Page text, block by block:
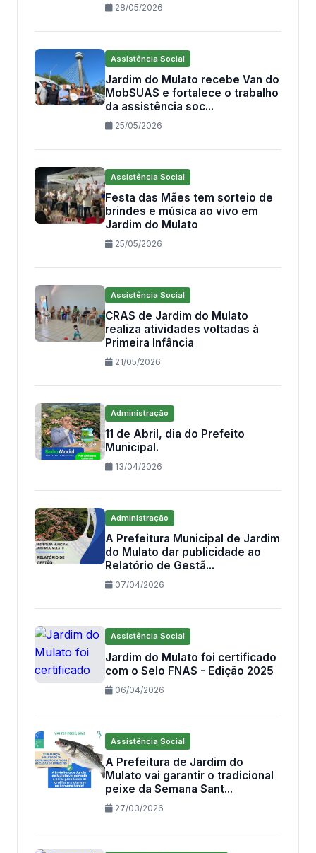
28/05/2026
Assistência Social
Jardim do Mulato recebe Van do
MobSUAS e fortalece o trabalho
da assistência soc...
25/05/2026
Assistência Social
Festa das Mães tem sorteio de
brindes e música ao vivo em
Jardim do Mulato
25/05/2026
Assistência Social
CRAS de Jardim do Mulato
realiza atividades voltadas à
Primeira Infância
21/05/2026
Administração
11 de Abril, dia do Prefeito
Municipal.
13/04/2026
Administração
A Prefeitura Municipal de Jardim
do Mulato dar publicidade ao
Relatório de Gestã...
07/04/2026
Assistência Social
Jardim do Mulato foi certificado
com o Selo FNAS - Edição 2025
06/04/2026
Assistência Social
A Prefeitura de Jardim do
Mulato vai garantir o tradicional
peixe da Semana Sant...
27/03/2026